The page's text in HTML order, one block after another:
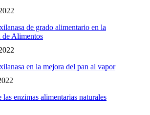
de grado alimentario en la
de Alimentos
en la mejora del pan al vapor
las enzimas alimentarias naturales